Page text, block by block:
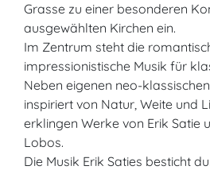
Grasse zu einer besonderen
ausgewählten Kirchen ein.
Im Zentrum steht die
impressionistische Musik für
Neben eigenen neo-
inspiriert von Natur, Weite und
erklingen Werke von Erik Satie
Lobos.
Die Musik Erik Saties besticht